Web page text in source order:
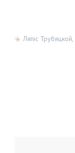
Ляпіс Трубяцкой